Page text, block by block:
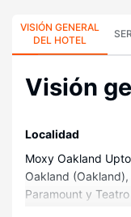
VISIÓN GENERAL
DEL HOTEL
Visión
Localidad
Moxy Oakland
Oakland
Paramount y